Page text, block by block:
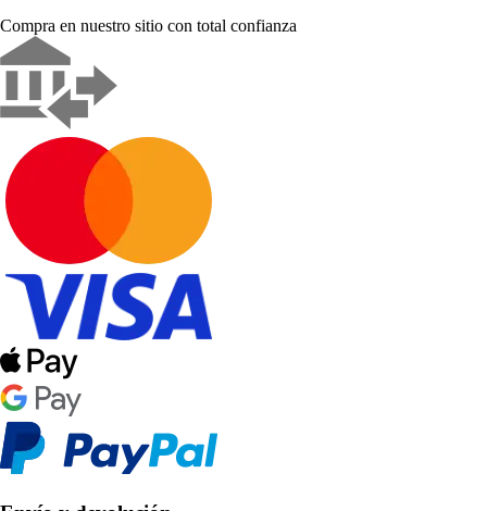
Compra en nuestro sitio con total confianza